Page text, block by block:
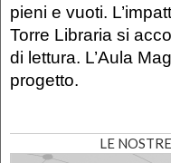
pieni e vuoti.
Torre Libraria si
di lettura. L’Aula
progetto.
LE